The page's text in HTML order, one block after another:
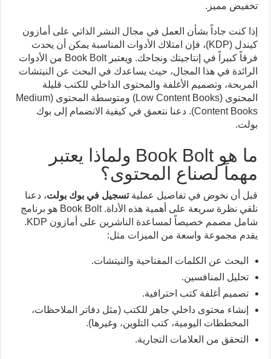
تخفيض مميز.
إذا كنت جاداً بشأن العمل في مجال النشر الذاتي على أمازون
كيندل (KDP)، فإن امتلاك الأدوات المناسبة يمكن أن يحدث
فرقاً كبيراً في إنتاجيتك ونجاحك. ويعتبر Book Bolt من الأدوات
الرائدة في هذا المجال، حيث يساعدك في البحث عن النيتشات
المربحة، وتصميم الأغلفة والمحتوى الداخلي للكتب قليلة
المحتوى (Low Content Books) ومتوسطة المحتوى (Medium
Content Books). دعنا نتعمق في كيفية الانضمام إلى بوك
بولت.
ما هو Book Bolt ولماذا يعتبر
مهماً لصناع المحتوى؟
قبل أن نخوض في تفاصيل عمليةتسجيل في بوك بولت، دعنا
نلقي نظرة سريعة على أهمية هذه الأداة. Book Bolt هو برنامج
شامل مصمم خصيصاً لمساعدة الناشرين على أمازون KDP.
يقدم مجموعة واسعة من الميزات مثل:
البحث عن الكلمات المفتاحية والنيتشات.
تحليل المنافسين.
تصميم أغلفة كتب احترافية.
إنشاء محتوى داخلي جاهز للكتب (مثل دفاتر الملاحظات،
المخططات اليومية، كتب التلوين، وغيرها).
التحقق من العلامات التجارية.